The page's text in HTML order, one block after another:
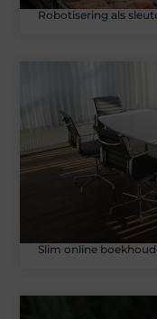
Robotisering als
Slim online